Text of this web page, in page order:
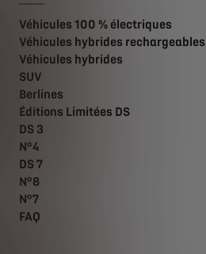
Véhicules 100 % électriques
Véhicules hybrides rechargeables
Véhicules hybrides
SUV
Berlines
Éditions Limitées DS
DS 3
N°4
DS 7
N°8
N°7
FAQ